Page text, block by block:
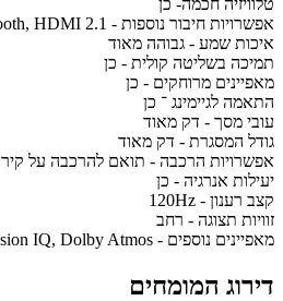
אפשרויות חיבור נוספות - Wi-Fi, Bluetooth, HDMI 2.1
איכות שמע - גבוהה מאוד
תמיכה בשליטה קולית - כן
מאפיינים מרוחקים - כן
התאמה לגיימינג ־ כן
עובי מסך - דק מאוד
גודל המסגרת - דק מאוד
אפשרויות הרכבה - תואם להרכבה על קיר
יעילות אנרגיה - כן
קצב רענון - 120Hz
זוויות תצוגה - רחב
מאפיינים נוספים - WebOS, HDR10, Dolby Vision IQ, Dolby Atmos
דירוג המומחים